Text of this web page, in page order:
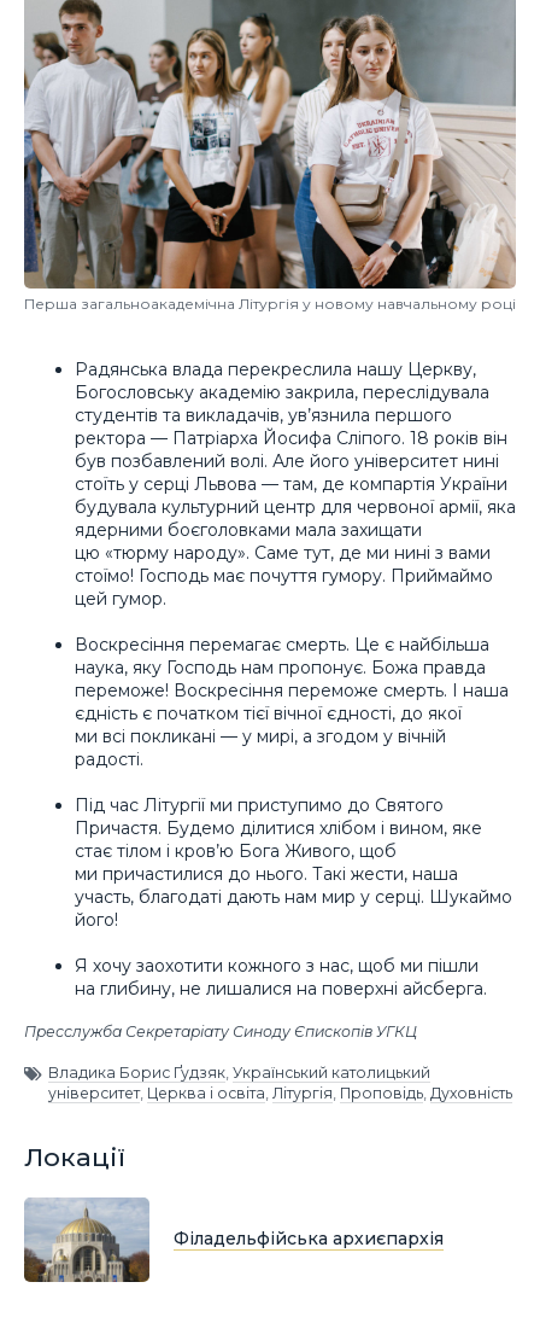
Перша загальноакадемічна Літургія у новому навчальному році
Радянська влада перекреслила нашу Церкву,
Богословську академію закрила, переслідувала
студентів та викладачів, ув’язнила першого
ректора — Патріарха Йосифа Сліпого. 18 років він
був позбавлений волі. Але його університет нині
стоїть у серці Львова — там, де компартія України
будувала культурний центр для червоної армії, яка
ядерними боєголовками мала захищати
цю «тюрму народу». Саме тут, де ми нині з вами
стоїмо! Господь має почуття гумору. Приймаймо
цей гумор.
Воскресіння перемагає смерть. Це є найбільша
наука, яку Господь нам пропонує. Божа правда
переможе! Воскресіння переможе смерть. І наша
єдність є початком тієї вічної єдності, до якої
ми всі покликані — у мирі, а згодом у вічній
радості.
Під час Літургії ми приступимо до Святого
Причастя. Будемо ділитися хлібом і вином, яке
стає тілом і кров’ю Бога Живого, щоб
ми причастилися до нього. Такі жести, наша
участь, благодаті дають нам мир у серці. Шукаймо
його!
Я хочу заохотити кожного з нас, щоб ми пішли
на глибину, не лишалися на поверхні айсберга.
Пресслужба Секретаріату Синоду Єпископів УГКЦ
Владика Борис Ґудзяк, Український католицький
університет, Церква і освіта, Літургія, Проповідь, Духовність
Локації
Філадельфійська архиєпархія